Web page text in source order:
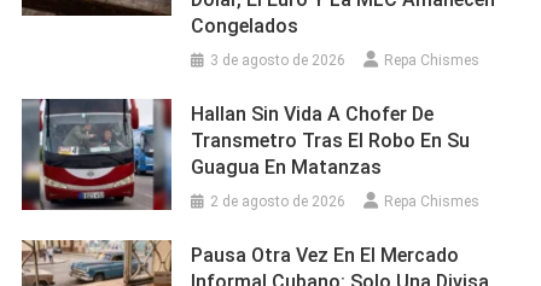
Congelados
3 de agosto de 2026 Repa Chismes
Hallan Sin Vida A Chofer De
Transmetro Tras El Robo En Su
Guagua En Matanzas
2 de agosto de 2026 Repa Chismes
Pausa Otra Vez En El Mercado